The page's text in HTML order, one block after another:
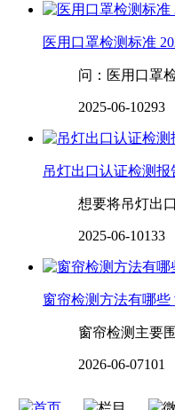
医用口罩检测标准
问：医用口罩
2025-06-10293
吊灯出口认证检测报
想要将吊灯出
2025-06-10133
窗帘检测方法有哪些
窗帘检测主要
2026-06-07101